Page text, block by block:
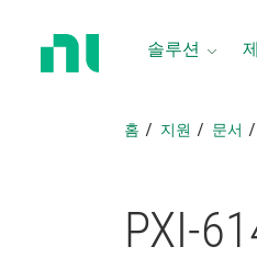
솔루션
홈 지원 문서
PXI-